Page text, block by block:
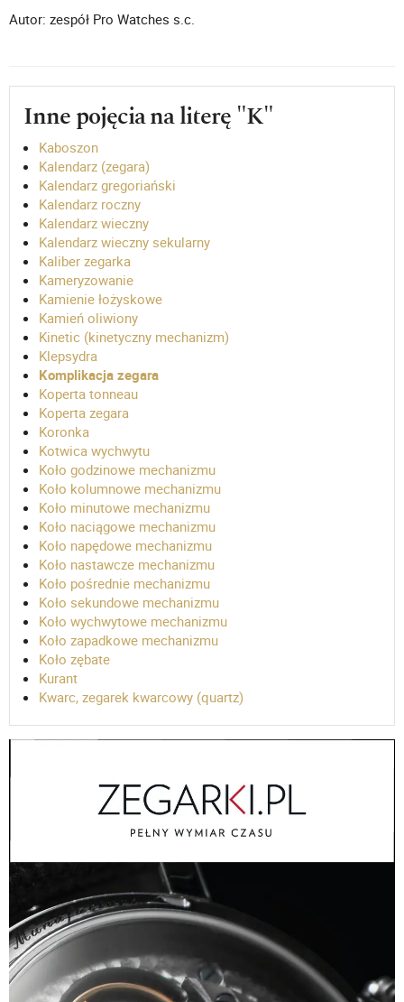
Autor: zespół Pro Watches s.c.
Inne pojęcia na literę "K"
Kaboszon
Kalendarz (zegara)
Kalendarz gregoriański
Kalendarz roczny
Kalendarz wieczny
Kalendarz wieczny sekularny
Kaliber zegarka
Kameryzowanie
Kamienie łożyskowe
Kamień oliwiony
Kinetic (kinetyczny mechanizm)
Klepsydra
Komplikacja zegara
Koperta tonneau
Koperta zegara
Koronka
Kotwica wychwytu
Koło godzinowe mechanizmu
Koło kolumnowe mechanizmu
Koło minutowe mechanizmu
Koło naciągowe mechanizmu
Koło napędowe mechanizmu
Koło nastawcze mechanizmu
Koło pośrednie mechanizmu
Koło sekundowe mechanizmu
Koło wychwytowe mechanizmu
Koło zapadkowe mechanizmu
Koło zębate
Kurant
Kwarc, zegarek kwarcowy (quartz)